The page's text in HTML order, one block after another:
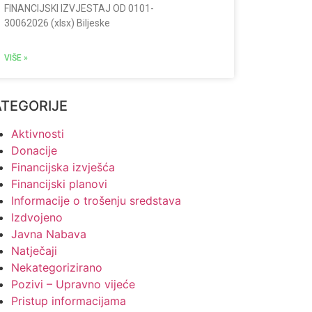
FINANCIJSKI IZVJESTAJ OD 0101-
30062026 (xlsx) Biljeske
VIŠE »
Aktivnosti
Donacije
Financijska izvješća
Financijski planovi
Informacije o trošenju sredstava
Izdvojeno
Javna Nabava
Natječaji
Nekategorizirano
Pozivi – Upravno vijeće
Pristup informacijama